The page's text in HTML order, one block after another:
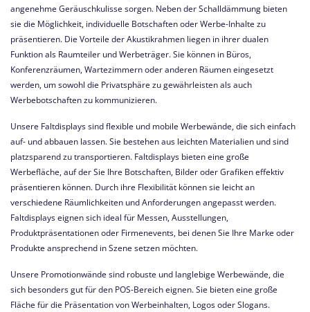
angenehme Geräuschkulisse sorgen. Neben der Schalldämmung bieten
sie die Möglichkeit, individuelle Botschaften oder Werbe-Inhalte zu
präsentieren. Die Vorteile der Akustikrahmen liegen in ihrer dualen
Funktion als Raumteiler und Werbeträger. Sie können in Büros,
Konferenzräumen, Wartezimmern oder anderen Räumen eingesetzt
werden, um sowohl die Privatsphäre zu gewährleisten als auch
Werbebotschaften zu kommunizieren.
Unsere Faltdisplays sind flexible und mobile Werbewände, die sich einfach
auf- und abbauen lassen. Sie bestehen aus leichten Materialien und sind
platzsparend zu transportieren. Faltdisplays bieten eine große
Werbefläche, auf der Sie Ihre Botschaften, Bilder oder Grafiken effektiv
präsentieren können. Durch ihre Flexibilität können sie leicht an
verschiedene Räumlichkeiten und Anforderungen angepasst werden.
Faltdisplays eignen sich ideal für Messen, Ausstellungen,
Produktpräsentationen oder Firmenevents, bei denen Sie Ihre Marke oder
Produkte ansprechend in Szene setzen möchten.
Unsere Promotionwände sind robuste und langlebige Werbewände, die
sich besonders gut für den POS-Bereich eignen. Sie bieten eine große
Fläche für die Präsentation von Werbeinhalten, Logos oder Slogans.